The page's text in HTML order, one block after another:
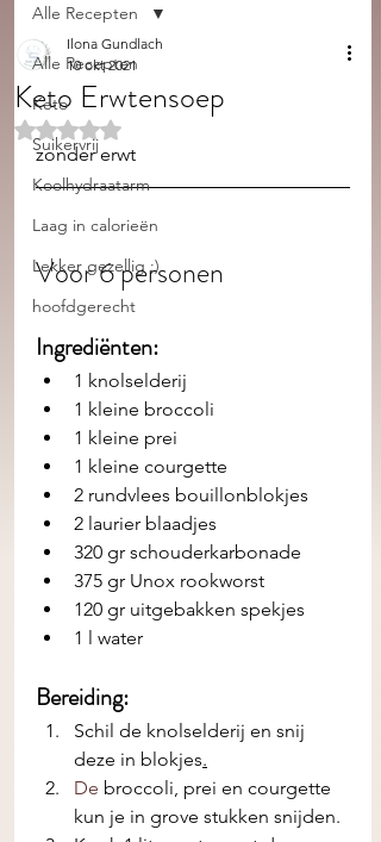
Alle Recepten
Keto
Suikervrij
Koolhydraatarm
Laag in calorieën
Lekker gezellig :)
hoofdgerecht
Alle Recepten
Keto Erwtensoep
Ilona Gundlach
10 okt 2021
Beoordeeld met NaN uit 5 sterren.
zonder erwt
Voor 6 personen
Ingrediënten:
1 knolselderij
1 kleine broccoli
1 kleine prei
1 kleine courgette
2 rundvlees bouillonblokjes
2 laurier blaadjes
320 gr schouderkarbonade
375 gr Unox rookworst
120 gr uitgebakken spekjes
1 l water
Bereiding:
Schil de knolselderij en snij
deze in blokjes.
De broccoli, prei en courgette
kun je in grove stukken snijden.